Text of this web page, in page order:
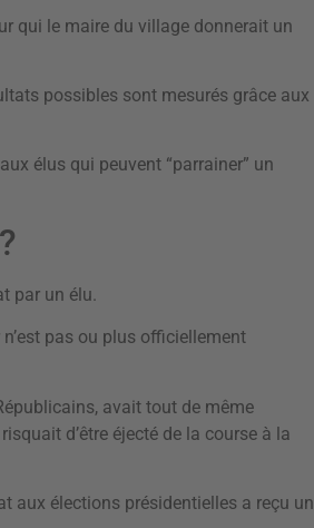
qui le maire du village donnerait un
possibles sont mesurés grâce aux
élus qui peuvent “parrainer” un
par un élu.
pas ou plus officiellement
avait tout de même
d’être éjecté de la course à la
aux élections présidentielles a reçu un